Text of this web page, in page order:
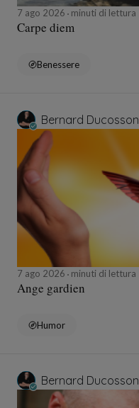
7 ago 2026 minuti di lettura
Carpe diem
Benessere
Bernard Ducosson
7 ago 2026 minuti di lettura
Ange gardien
Humor
Bernard Ducosson